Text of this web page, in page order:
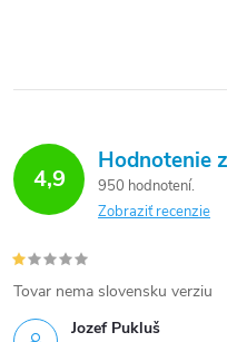
4,9
Hodnotenie
950 hodnotení
Zobraziť recenzie
Jozef Pukluš
Tovar nema slovensku verziu